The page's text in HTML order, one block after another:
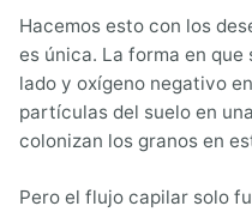
Hacemos esto con los
es única. La forma en
lado y oxígeno negativo
partículas del suelo en
colonizan los granos en
Pero el flujo capilar solo